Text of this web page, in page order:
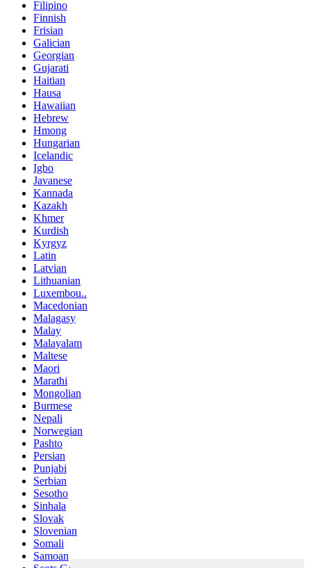
Filipino
Finnish
Frisian
Galician
Georgian
Gujarati
Haitian
Hausa
Hawaiian
Hebrew
Hmong
Hungarian
Icelandic
Igbo
Javanese
Kannada
Kazakh
Khmer
Kurdish
Kyrgyz
Latin
Latvian
Lithuanian
Luxembou..
Macedonian
Malagasy
Malay
Malayalam
Maltese
Maori
Marathi
Mongolian
Burmese
Nepali
Norwegian
Pashto
Persian
Punjabi
Serbian
Sesotho
Sinhala
Slovak
Slovenian
Somali
Samoan